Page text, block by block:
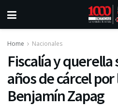
Home Nacionales
Fiscalía y
años de cárcel
Benjamín Zapag